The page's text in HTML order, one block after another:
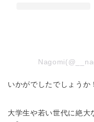
いかがでしたでしょうか！
大学生や若い世代に絶大